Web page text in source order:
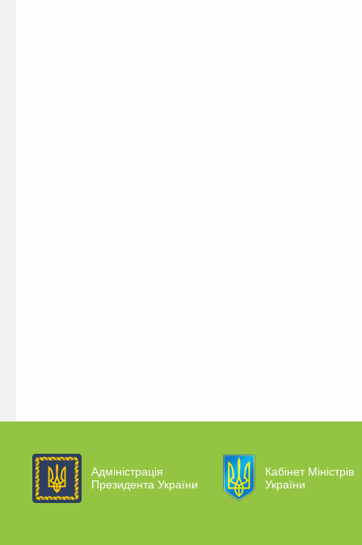
Адміністрація
Президента України
Кабінет Міністрів
України